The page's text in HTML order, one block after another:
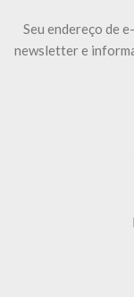
Seu endereço de
newsletter e